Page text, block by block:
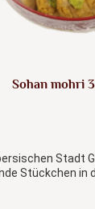
von
Sohan mohri
Stadt
Stückchen in